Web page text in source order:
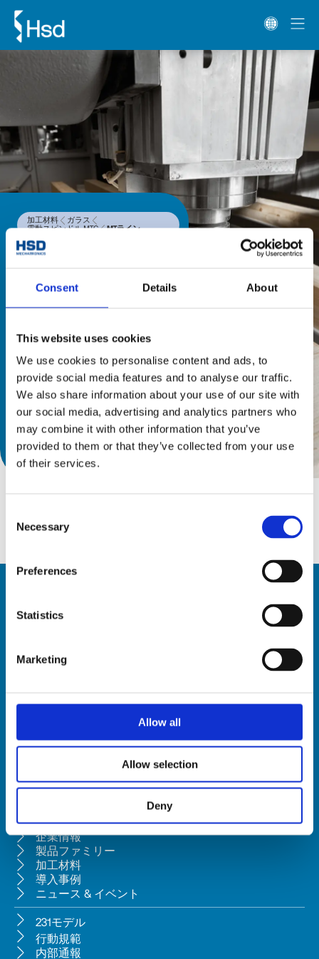
Consent Details About
This website uses cookies
We use cookies to personalise content and ads, to
provide social media features and to analyse our traffic.
We also share information about your use of our site with
our social media, advertising and analytics partners who
may combine it with other information that you’ve
provided to them or that they’ve collected from your use
of their services.
Selection
Necessary
Preferences
Statistics
Marketing
Allow all
Allow selection
Deny
加工材料
ガラス
電動スピンドル MTC
MTライン
MTライン
MTライン電動スピンドルシリーズ
可能です。
カタログを見る
登録上の本社所在地: Via della Meccanica 16, 61122 Pesaro (Italy)
本社所在地: Via Pesaro, 10A, 61012 Gradara (PU) - Italy
Tel. +39 0541/979001 - Fax +39 0541/979050
VAT: IT01376450415 - Tax ID: 02196600965 │
当社は、ペーザロ所在のBi.fin Srl（会社登録番号: 01235440417）によ
る、民法典第2497条の2に基づく経営管理および調整の対象会社で
企業情報
製品ファミリー
加工材料
導入事例
ニュース & イベント
231モデル
行動規範
内部通報